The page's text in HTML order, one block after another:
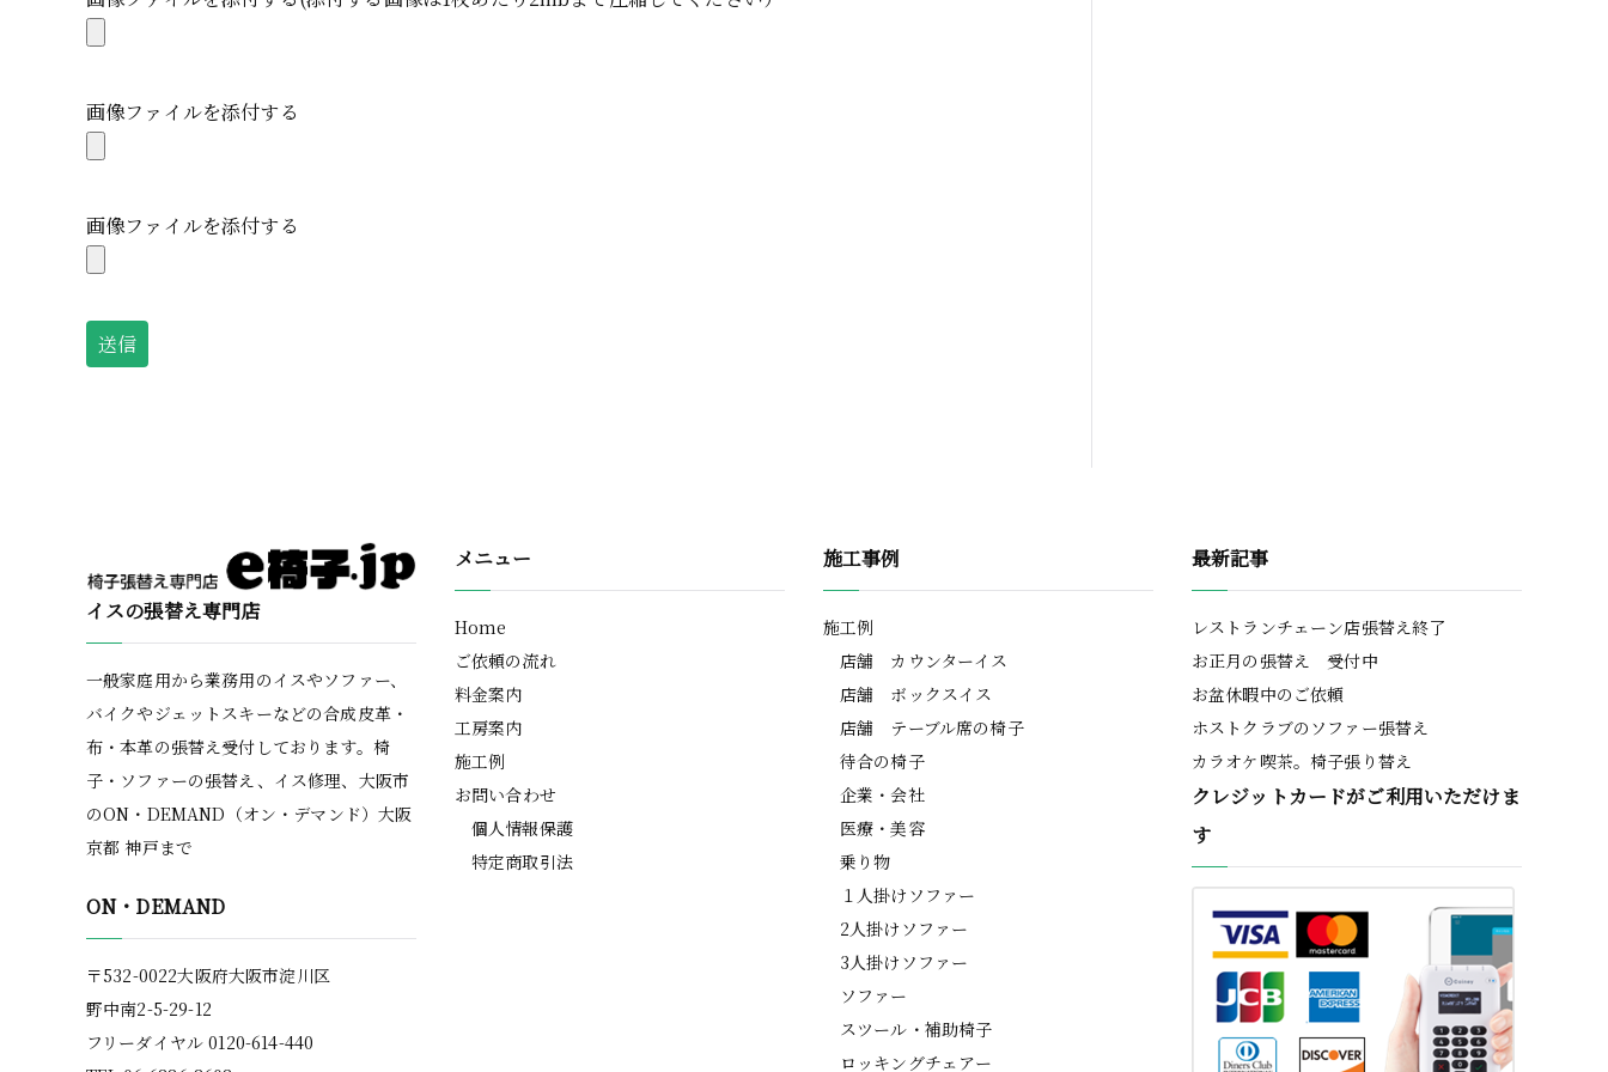
画像ファイルを添付する
画像ファイルを添付する
イスの張替え専門店
一般家庭用から業務用のイスやソファー、
バイクやジェットスキーなどの合成皮革・
布・本革の張替え受付しております。椅
子・ソファーの張替え、イス修理、大阪市
のON・DEMAND（オン・デマンド）大阪
京都 神戸まで
ON・DEMAND
〒532-0022大阪府大阪市淀川区
野中南2-5-29-12
フリーダイヤル 0120-614-440
メニュー
Home
ご依頼の流れ
料金案内
工房案内
施工例
お問い合わせ
個人情報保護
特定商取引法
施工事例
施工例
店舗 カウンターイス
店舗 ボックスイス
店舗 テーブル席の椅子
待合の椅子
企業・会社
医療・美容
乗り物
１人掛けソファー
2人掛けソファー
3人掛けソファー
ソファー
スツール・補助椅子
ロッキングチェアー
最新記事
レストランチェーン店張替え終了
お正月の張替え 受付中
お盆休暇中のご依頼
ホストクラブのソファー張替え
カラオケ喫茶。椅子張り替え
クレジットカードがご利用いただけま
す